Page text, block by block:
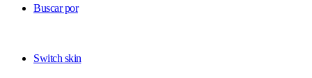
Buscar por
Switch skin